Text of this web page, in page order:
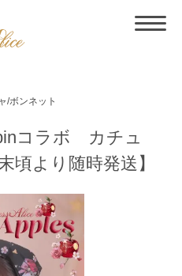
/ボンネット
コラボ カチュ
頃より随時発送】